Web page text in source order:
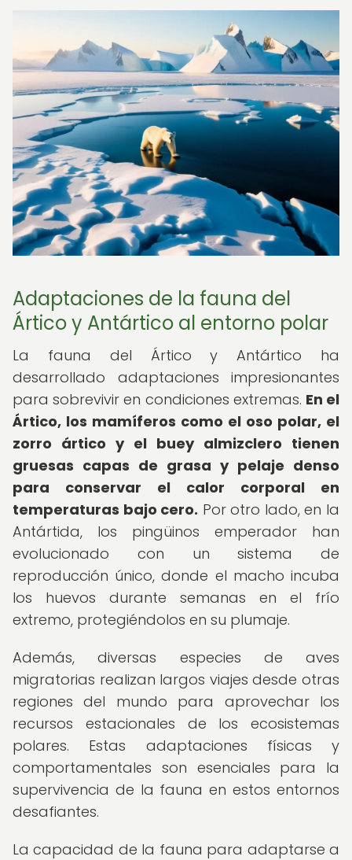
Adaptaciones de la fauna del
Ártico y Antártico al entorno polar
La fauna del Ártico y Antártico ha
desarrollado adaptaciones impresionantes
para sobrevivir en condiciones extremas. En el
Ártico, los mamíferos como el oso polar, el
zorro ártico y el buey almizclero tienen
gruesas capas de grasa y pelaje denso
para conservar el calor corporal en
temperaturas bajo cero. Por otro lado, en la
Antártida, los pingüinos emperador han
evolucionado con un sistema de
reproducción único, donde el macho incuba
los huevos durante semanas en el frío
extremo, protegiéndolos en su plumaje.
Además, diversas especies de aves
migratorias realizan largos viajes desde otras
regiones del mundo para aprovechar los
recursos estacionales de los ecosistemas
polares. Estas adaptaciones físicas y
comportamentales son esenciales para la
supervivencia de la fauna en estos entornos
desafiantes.
La capacidad de la fauna para adaptarse a